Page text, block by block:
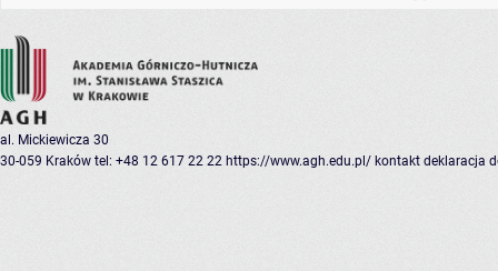
al. Mickiewicza 30
30-059 Kraków tel: +48 12 617 22 22 https://www.agh.edu.pl/ kontakt deklaracja